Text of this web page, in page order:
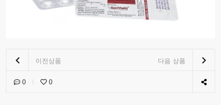
이전상품 다음 상품
0 0